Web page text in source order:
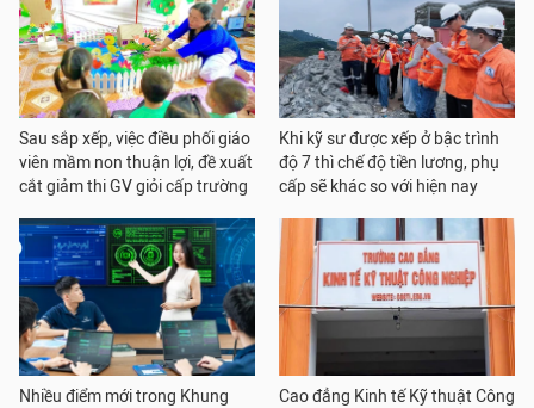
Sau sắp xếp, việc điều phối giáo
viên mầm non thuận lợi, đề xuất
cắt giảm thi GV giỏi cấp trường
Khi kỹ sư được xếp ở bậc trình
độ 7 thì chế độ tiền lương, phụ
cấp sẽ khác so với hiện nay
Nhiều điểm mới trong Khung
Cao đẳng Kinh tế Kỹ thuật Công